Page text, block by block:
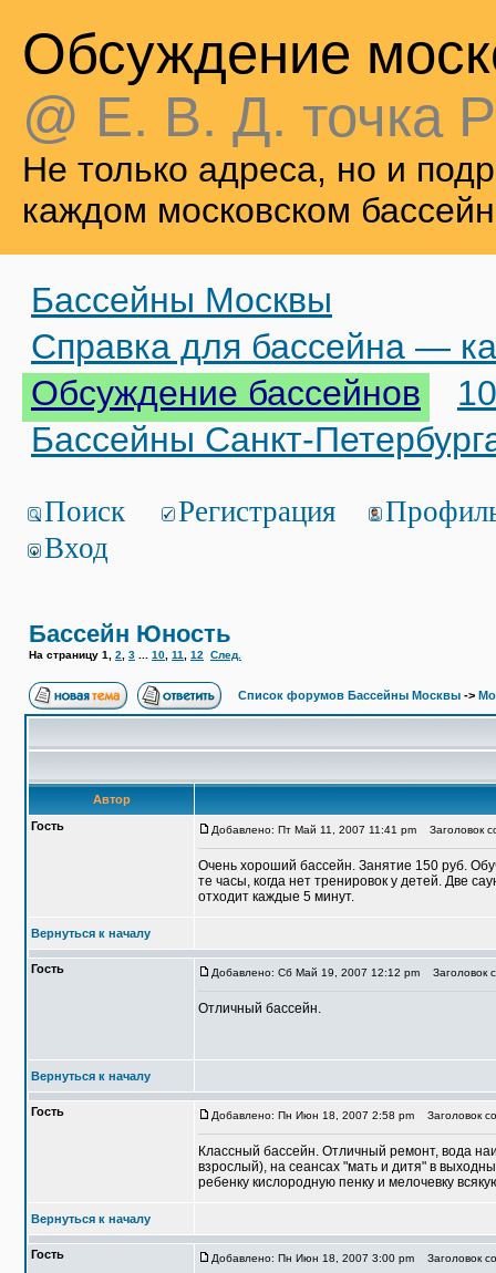
Обсуждение
@ Е. В. Д. точка
Не только адреса, но и
каждом московском
Бассейны Москвы
Справка для бассейна —
Обсуждение бассейнов
Бассейны Санкт-
Поиск Регистрация
Вход
Бассейн Юность
На страницу 1 2 3 10 11 12 След.
Список форумов Бассейны Москвы ->
Автор
Гость
Добавлено: Пт Май 11, 2007 11:41 pm Заголовок
Очень хороший бассейн. Занятие 150 руб.
те часы, когда нет тренировок у детей. Две
отходит каждые 5 минут.
Вернуться к началу
Гость Добавлено: Сб Май 19, 2007 12:12 pm Заголовок
Отличный бассейн.
Вернуться к началу
Гость Добавлено: Пн Июн 18, 2007 2:58 pm Заголовок
Классный бассейн. Отличный ремонт, вода
взрослый), на сеансах "мать и дитя" в
ребенку кислородную пенку и мелочевку
Вернуться к началу
Гость Добавлено: Пн Июн 18, 2007 3:00 pm Заголовок